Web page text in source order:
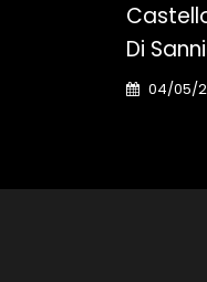
Di
04/05/